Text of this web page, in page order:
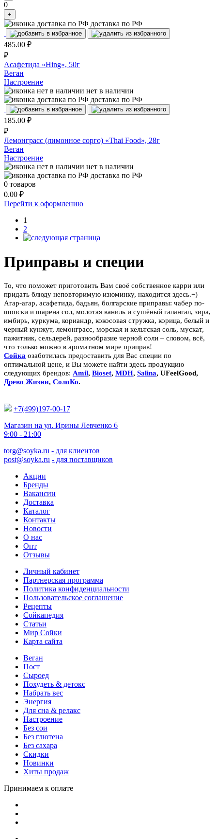
0
+
доставка по РФ
485.00 ₽
₽
Асафетида «Hing», 50г
Веган
Настроение
нет в наличии
доставка по РФ
185.00 ₽
₽
Лемонграсс (лимонное сорго) «Thai Food», 28г
Веган
Настроение
нет в наличии
доставка по РФ
0 товаров
0.00 ₽
Перейти к оформлению
1
2
Приправы и специи
То, что поможет приготовить Вам своё собственное карри или
придать блюду неповторимую изюминку, находится здесь.=)
Агар-агар, асафетида, бадьян, болгарские приправы: чабер по-
шопски и шарена сол, молотая ваниль и сушёный галангал, зира,
имбирь, куркума, кориандр, кокосовая стружка, корица, белый и
черный кунжут, лемонграсс, морская и кельтская соль, мускат,
пажитник, сельдерей, разнообразие черной соли – словом, всё,
что только можно в ароматном мире приправ!
Сойка озаботилась предоставить для Вас специи по
оптимальной цене, и Вы можете найти здесь продукцию
следующих брендов: Amil, Bioset, MDH, Salina, UFeelGood,
Древо Жизни, СолоКо.
+7(499)197-00-17
Магазин на ул. Ирины Левченко 6
9:00 - 21:00
torg@soyka.ru - для клиентов
post@soyka.ru - для поставщиков
Акции
Бренды
Вакансии
Доставка
Каталог
Контакты
Новости
О нас
Опт
Отзывы
Личный кабинет
Партнерская программа
Политика конфиденциальности
Пользовательское соглашение
Рецепты
Сойкапедия
Статьи
Мир Сойки
Карта сайта
Веган
Пост
Сыроед
Похудеть & детокс
Набрать вес
Энергия
Для сна & релакс
Настроение
Без сои
Без глютена
Без сахара
Скидки
Новинки
Хиты продаж
Принимаем к оплате